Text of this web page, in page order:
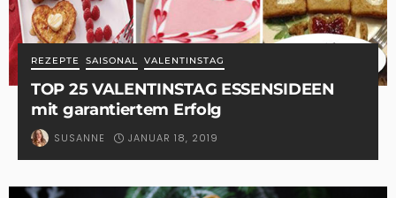
REZEPTE SAISONAL VALENTINSTAG
TOP 25 VALENTINSTAG ESSENSIDEEN
mit garantiertem Erfolg
SUSANNE JANUAR 18, 2019